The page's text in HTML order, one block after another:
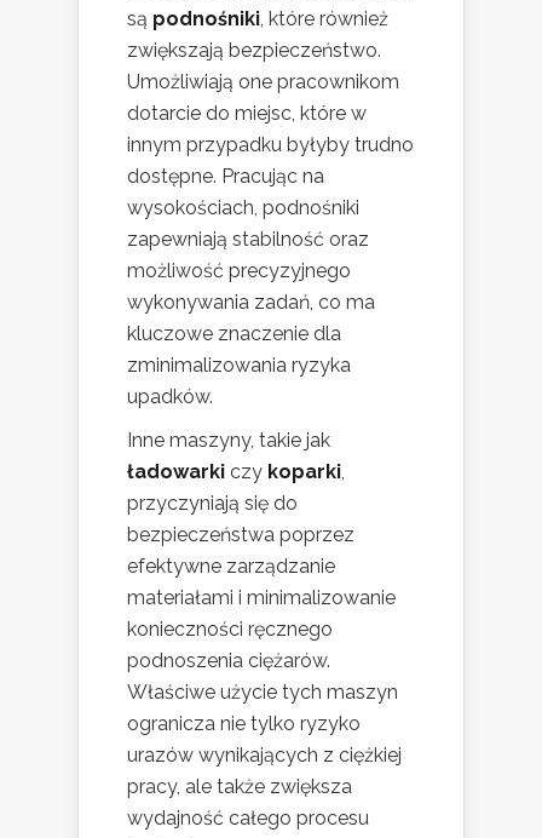
są podnośniki , które również
zwiększają bezpieczeństwo.
Umożliwiają one pracownikom
dotarcie do miejsc, które w
innym przypadku byłyby trudno
dostępne. Pracując na
wysokościach, podnośniki
zapewniają stabilność oraz
możliwość precyzyjnego
wykonywania zadań, co ma
kluczowe znaczenie dla
zminimalizowania ryzyka
upadków.
Inne maszyny, takie jak
ładowarki czy koparki
przyczyniają się do
bezpieczeństwa poprzez
efektywne zarządzanie
materiałami i minimalizowanie
konieczności ręcznego
podnoszenia ciężarów.
Właściwe użycie tych maszyn
ogranicza nie tylko ryzyko
urazów wynikających z ciężkiej
pracy, ale także zwiększa
wydajność całego procesu